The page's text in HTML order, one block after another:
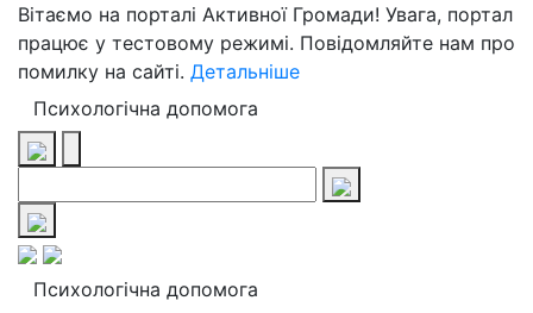
Вітаємо на порталі Активної Громади! Увага, портал
працює у тестовому режимі. Повідомляйте нам про
помилку на сайті. Детальніше
Психологічна допомога
Психологічна допомога